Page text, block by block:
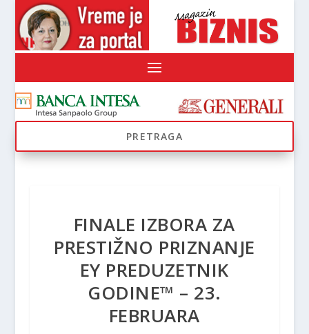
FINALE IZBORA ZA
PRESTIŽNO PRIZNANJE
EY PREDUZETNIK
GODINE™ – 23.
FEBRUARA